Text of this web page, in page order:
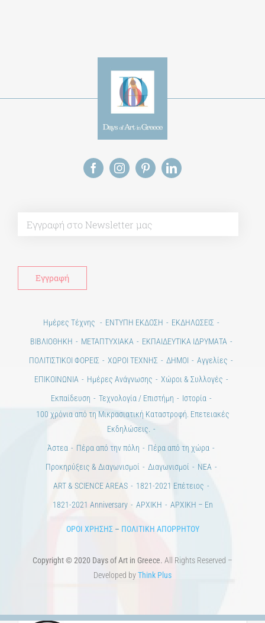
Ημέρες Τέχνης ΕΝΤΥΠΗ ΕΚΔΟΣΗ
ΕΚΔΗΛΩΣΕΙΣ
ΒΙΒΛΙΟΘΗΚΗ
ΜΕΤΑΠΤΥΧΙΑΚΑ
ΕΚΠΑΙΔΕΥΤΙΚΑ ΙΔΡΥΜΑΤΑ
ΠΟΛΙΤΙΣΤΙΚΟΙ ΦΟΡΕΙΣ
ΧΩΡΟΙ ΤΕΧΝΗΣ ΔΗΜΟΙ
Αγγελίες
ΕΠΙΚΟΙΝΩΝΙΑ
Ημέρες Ανάγνωσης
Χώροι & Συλλογές
Εκπαίδευση
Τεχνολογία / Επιστήμη
Ιστορία
100 χρόνια από τη Μικρασιατική Καταστροφή. Επετειακές
Εκδηλώσεις.
Άστεα
Πέρα από την πόλη
Πέρα από τη χώρα
Προκηρύξεις & Διαγωνισμοί
Διαγωνισμοί
ART & SCIENCE AREAS
1821-2021 Επέτειος
Copyright © 2020 Days of Art in Greece.All Rights Reserved –